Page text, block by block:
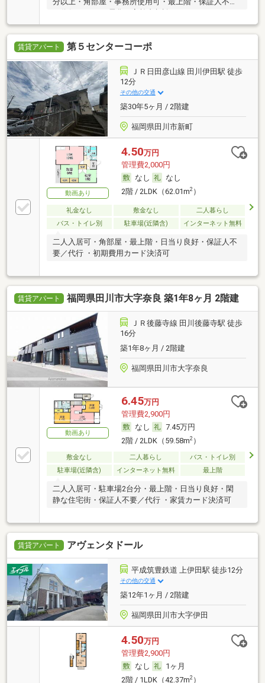
賃貸アパート 第５センターコーポ
ＪＲ日田彦山線 田川伊田駅 徒歩
12分
その他の交通
築30年5ヶ月 / 2階建
福岡県田川市新町
動画あり
4.50万円
管理費2,000円
なし
なし
2階 / 2LDK（62.01m2）
礼金なし 敷金なし
二人暮らし
バス・トイレ別
駐車場(近隣含) インターネット無料
二人入居可・角部屋・最上階・日当り良好・保証人不
要／代行 ・初期費用カード決済可
賃貸アパート 福岡県田川市大字奈良 築1年8ヶ月 2階建
ＪＲ後藤寺線 田川後藤寺駅 徒歩
16分
築1年8ヶ月 / 2階建
福岡県田川市大字奈良
動画あり
6.45万円
管理費2,900円
なし
7.45万円
2階 / 2LDK（59.58m2）
敷金なし 二人暮らし
バス・トイレ別
駐車場(近隣含)
インターネット無料 最上階
二人入居可・駐車場2台分・最上階・日当り良好・閑
静な住宅街・保証人不要／代行 ・家賃カード決済可
賃貸アパート アヴェンタドール
平成筑豊鉄道 上伊田駅 徒歩12分
その他の交通
築12年1ヶ月 / 2階建
福岡県田川市大字伊田
4.50万円
管理費2,900円
なし
1ヶ月
2階 / 1LDK（42.37m2）